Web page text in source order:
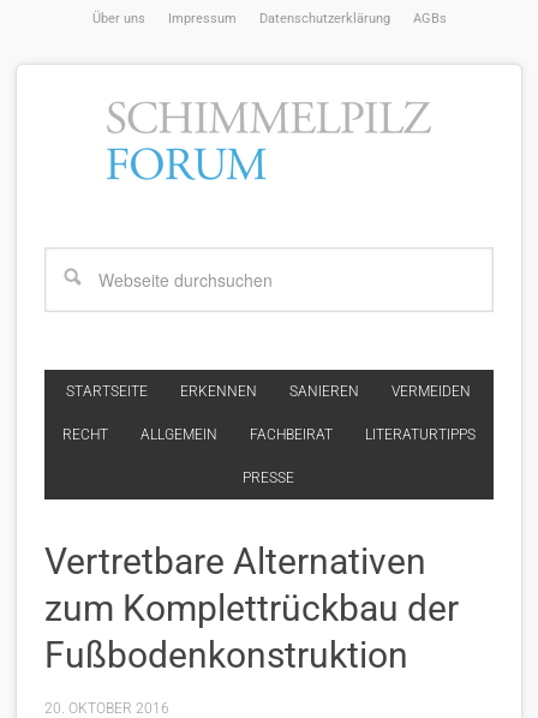
Über uns Impressum Datenschutzerklärung AGBs
STARTSEITE ERKENNEN SANIEREN VERMEIDEN
RECHT ALLGEMEIN FACHBEIRAT LITERATURTIPPS
PRESSE
Vertretbare Alternativen
zum Komplettrückbau der
Fußbodenkonstruktion
20. OKTOBER 2016